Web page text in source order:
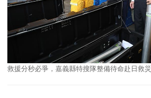
救援分秒必爭，嘉義縣特搜隊整備待命赴日救災